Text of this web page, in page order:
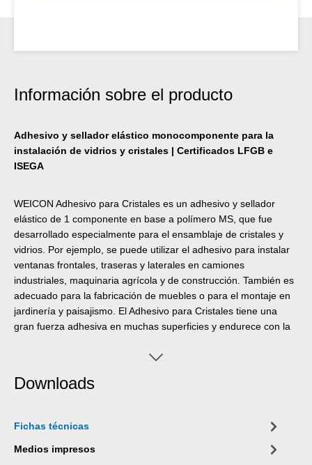
Información sobre el producto
Adhesivo y sellador elástico monocomponente para la
instalación de vidrios y cristales | Certificados LFGB e
ISEGA
WEICON Adhesivo para Cristales es un adhesivo y sellador
elástico de 1 componente en base a polímero MS, que fue
desarrollado especialmente para el ensamblaje de cristales y
vidrios. Por ejemplo, se puede utilizar el adhesivo para instalar
ventanas frontales, traseras y laterales en camiones
industriales, maquinaria agrícola y de construcción. También es
adecuado para la fabricación de muebles o para el montaje en
jardinería y paisajismo. El Adhesivo para Cristales tiene una
gran fuerza adhesiva en muchas superficies y endurece con la
envejecimiento y buena estabilidad UV. Es apto para el relleno
diluyentes.
Downloads
Fichas técnicas
Medios impresos